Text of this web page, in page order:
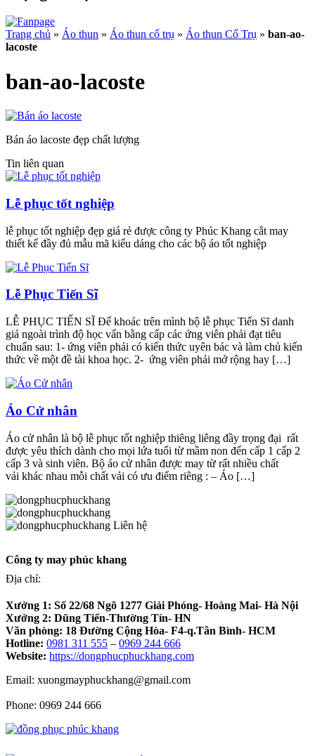
Trang chủ » Áo thun » Áo thun cổ trụ » Áo thun Cổ Trụ » ban-ao-
lacoste
ban-ao-lacoste
Bán áo lacoste đẹp chất lượng
Tin liên quan
Lễ phục tốt nghiệp
lễ phục tốt nghiệp đẹp giá rẻ được công ty Phúc Khang cắt may
thiết kế đầy đủ mẫu mã kiểu dáng cho các bộ áo tốt nghiệp
Lễ Phục Tiến Sĩ
LỄ PHỤC TIẾN SĨ Để khoác trên mình bộ lễ phục Tiến Sĩ danh
giá ngoài trình độ học vấn bằng cấp các ứng viên phải đạt tiêu
chuẩn sau: 1- ứng viên phải có kiến thức uyên bác và làm chủ kiến
thức về một đề tài khoa học. 2- ứng viên phải mở rộng hay […]
Áo Cử nhân
Áo cử nhân là bộ lễ phục tốt nghiệp thiêng liêng đầy trọng đại rất
được yêu thích dành cho mọi lứa tuổi từ mầm non đến cấp 1 cấp 2
cấp 3 và sinh viên. Bộ áo cử nhân được may từ rất nhiều chất
vải khác nhau mỗi chất vải có ưu điểm riêng : – Áo […]
Liên hệ
Công ty may phúc khang
Địa chỉ:
Xưởng 1: Số 22/68 Ngõ 1277 Giải Phóng- Hoàng Mai- Hà Nội
Xưởng 2: Dũng Tiến-Thường Tín- HN
Văn phòng: 18 Đường Cộng Hòa- F4-q.Tân Bình- HCM
Hotline: 0981 311 555 – 0969 244 666
Website: https://dongphucphuckhang.com
Email: xuongmayphuckhang@gmail.com
Phone: 0969 244 666